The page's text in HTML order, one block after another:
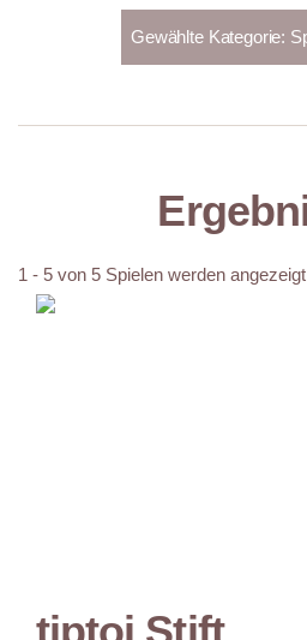
1 - 5 von 5 Spielen werden angezeigt